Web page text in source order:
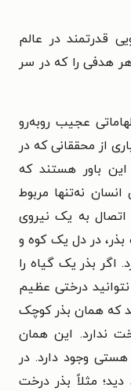
قدرتمند در عالم
هدفی را که در سر
عجیب روبه‌رو
از محققانی که در
باور هستند که
نه‌تنها مربوط
اتصال به یک نیروی
در دل یک کوه و
اگر بذر یک گیاه را
درختی عظیم
که همان بذر کوچک
ندارد. این همان
وجود دارد. در
مثلاً بذر درخت